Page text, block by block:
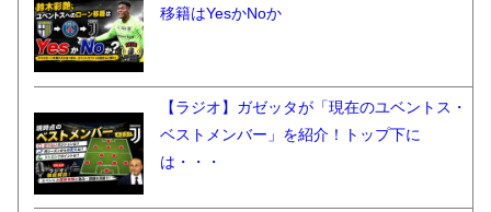
移籍はYesかNoか
【ラジオ】ガゼッタが「現在のユベントス・
ベストメンバー」を紹介！トップ下に
は・・・